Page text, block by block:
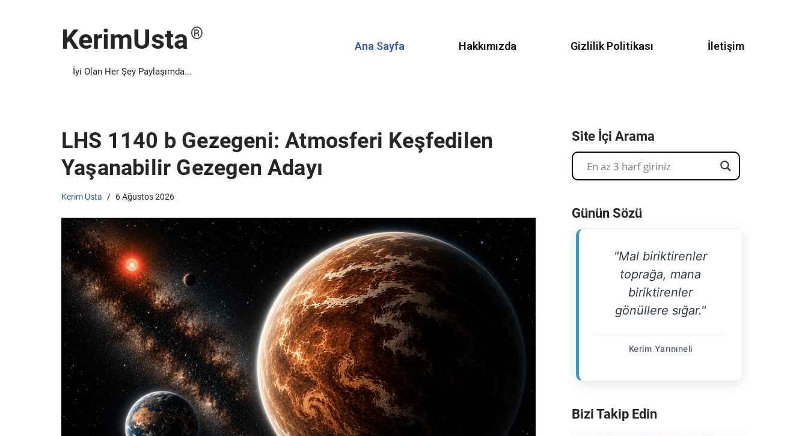
KerimUsta
İyi Olan Her Şey Paylaşımda...
Ana Sayfa Hakkımızda Gizlilik Politikası İletişim
LHS 1140 b Gezegeni: Atmosferi Keşfedilen
Yaşanabilir Gezegen Adayı
Kerim Usta 6 Ağustos 2026
Site İçi Arama
Günün Sözü
"Mal biriktirenler
toprağa, mana
biriktirenler
gönüllere sığar."
Kerim Yarınıneli
Bizi Takip Edin